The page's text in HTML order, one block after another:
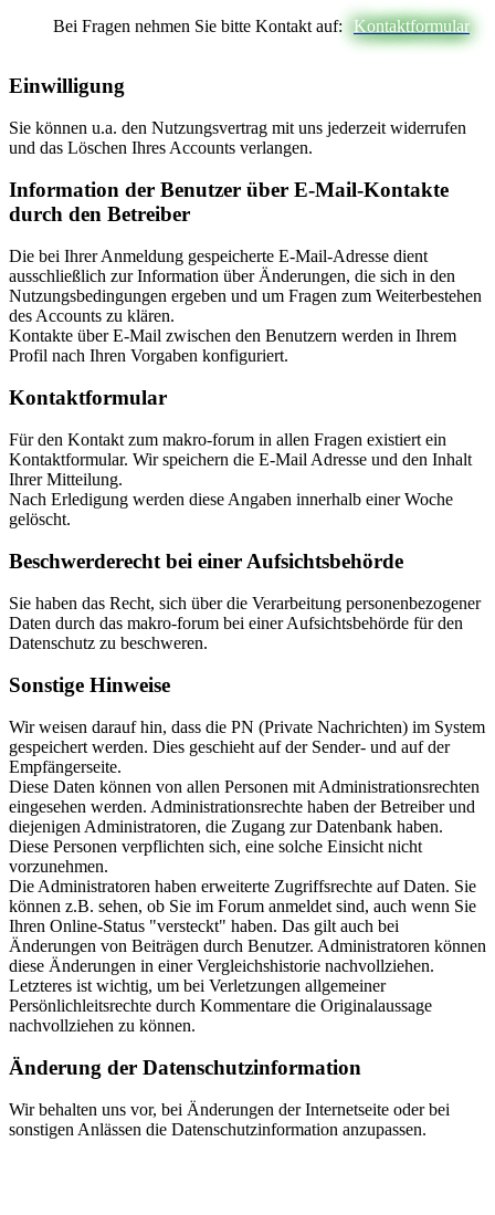
Bei Fragen nehmen Sie bitte Kontakt auf: Kontaktformular
Einwilligung
Sie können u.a. den Nutzungsvertrag mit uns jederzeit widerrufen
und das Löschen Ihres Accounts verlangen.
Information der Benutzer über E-Mail-Kontakte
durch den Betreiber
Die bei Ihrer Anmeldung gespeicherte E-Mail-Adresse dient
ausschließlich zur Information über Änderungen, die sich in den
Nutzungsbedingungen ergeben und um Fragen zum Weiterbestehen
des Accounts zu klären.
Kontakte über E-Mail zwischen den Benutzern werden in Ihrem
Profil nach Ihren Vorgaben konfiguriert.
Kontaktformular
Für den Kontakt zum makro-forum in allen Fragen existiert ein
Kontaktformular. Wir speichern die E-Mail Adresse und den Inhalt
Ihrer Mitteilung.
Nach Erledigung werden diese Angaben innerhalb einer Woche
gelöscht.
Beschwerderecht bei einer Aufsichtsbehörde
Sie haben das Recht, sich über die Verarbeitung personenbezogener
Daten durch das makro-forum bei einer Aufsichtsbehörde für den
Datenschutz zu beschweren.
Sonstige Hinweise
Wir weisen darauf hin, dass die PN (Private Nachrichten) im System
gespeichert werden. Dies geschieht auf der Sender- und auf der
Empfängerseite.
Diese Daten können von allen Personen mit Administrationsrechten
eingesehen werden. Administrationsrechte haben der Betreiber und
diejenigen Administratoren, die Zugang zur Datenbank haben.
Diese Personen verpflichten sich, eine solche Einsicht nicht
vorzunehmen.
Die Administratoren haben erweiterte Zugriffsrechte auf Daten. Sie
können z.B. sehen, ob Sie im Forum anmeldet sind, auch wenn Sie
Ihren Online-Status "versteckt" haben. Das gilt auch bei
Änderungen von Beiträgen durch Benutzer. Administratoren können
diese Änderungen in einer Vergleichshistorie nachvollziehen.
Letzteres ist wichtig, um bei Verletzungen allgemeiner
Persönlichleitsrechte durch Kommentare die Originalaussage
nachvollziehen zu können.
Änderung der Datenschutzinformation
Wir behalten uns vor, bei Änderungen der Internetseite oder bei
sonstigen Anlässen die Datenschutzinformation anzupassen.